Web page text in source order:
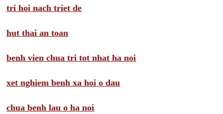
tri hoi nach triet de
hut thai an toan
benh vien chua tri tot nhat ha noi
xet nghiem benh xa hoi o dau
chua benh lau o ha noi